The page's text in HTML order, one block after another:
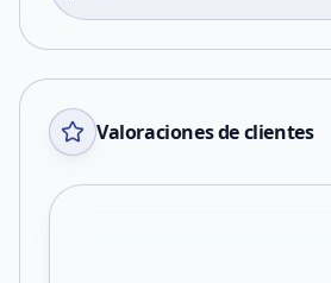
Valoraciones de clientes